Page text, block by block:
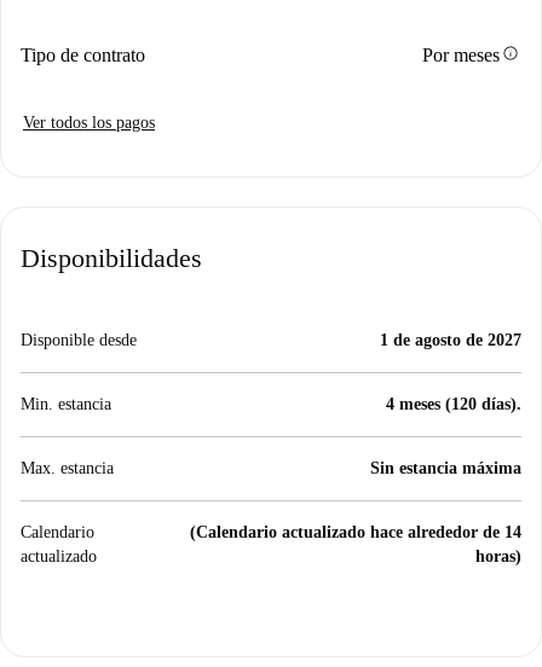
Tipo de contrato Por mesesinfo
Ver todos los pagos
Disponibilidades
Disponible desde 1 de agosto de 2027
Min. estancia 4 meses (120 días).
Max. estancia Sin estancia máxima
Calendario
actualizado
(Calendario actualizado hace alrededor de 14
horas)